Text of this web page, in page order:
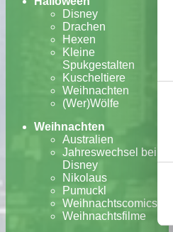
Disney
Drachen
Hexen
Kleine
Spukgestalten
Kuscheltiere
Weihnachten
(Wer)Wölfe
Weihnachten
Australien
Jahreswechsel bei
Disney
Nikolaus
Pumuckl
Weihnachtscomics
Weihnachtsfilme